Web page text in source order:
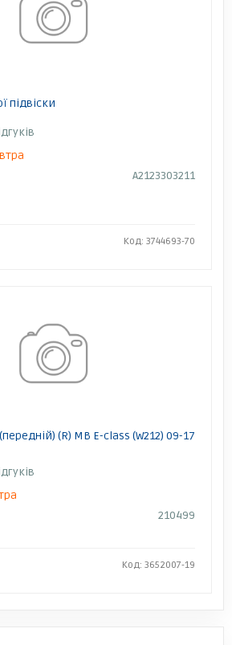
підвіски
A2123303211
Код: 3744693-70
(R) MB E-class (W212) 09-17
210499
Код: 3652007-19